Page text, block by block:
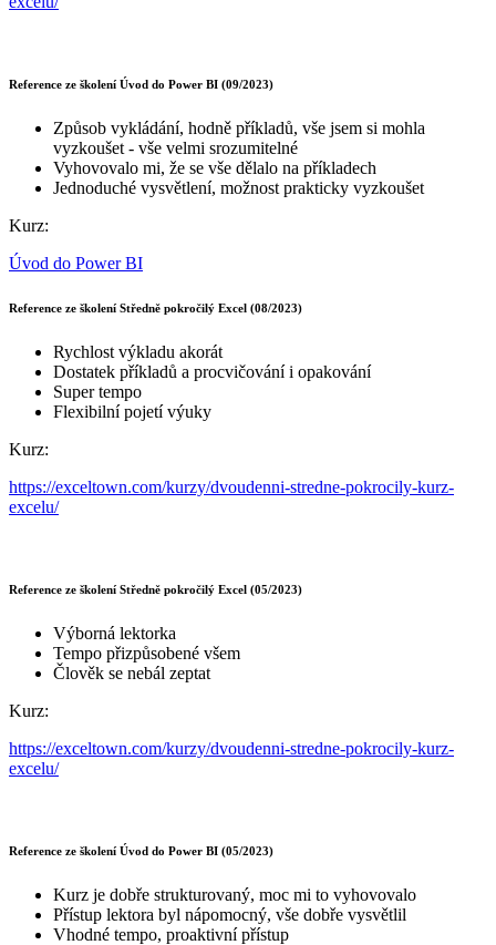
Reference ze školení Úvod do Power BI (09/2023)
Způsob vykládání, hodně příkladů, vše jsem si mohla
vyzkoušet - vše velmi srozumitelné
Vyhovovalo mi, že se vše dělalo na příkladech
Jednoduché vysvětlení, možnost prakticky vyzkoušet
Kurz:
Úvod do Power BI
Reference ze školení Středně pokročilý Excel (08/2023)
Rychlost výkladu akorát
Dostatek příkladů a procvičování i opakování
Super tempo
Flexibilní pojetí výuky
Kurz:
https://exceltown.com/kurzy/dvoudenni-stredne-pokrocily-kurz-
excelu/
Reference ze školení Středně pokročilý Excel (05/2023)
Výborná lektorka
Tempo přizpůsobené všem
Člověk se nebál zeptat
Kurz:
https://exceltown.com/kurzy/dvoudenni-stredne-pokrocily-kurz-
excelu/
Reference ze školení Úvod do Power BI (05/2023)
Kurz je dobře strukturovaný, moc mi to vyhovovalo
Přístup lektora byl nápomocný, vše dobře vysvětlil
Vhodné tempo, proaktivní přístup